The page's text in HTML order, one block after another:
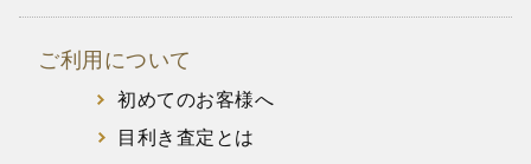
ご利用について
初めてのお客様へ
目利き査定とは